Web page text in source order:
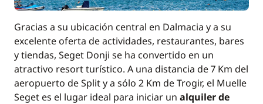
Gracias a su ubicación central en Dalmacia y a su
excelente oferta de actividades, restaurantes, bares
y tiendas, Seget Donji se ha convertido en un
atractivo resort turístico. A una distancia de 7 Km del
aeropuerto de Split y a sólo 2 Km de Trogir, el Muelle
Seget es el lugar ideal para iniciar un alquiler de